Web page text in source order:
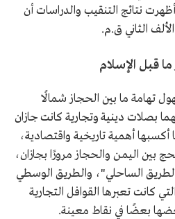
نتائج التنقيب والدراسات أن
الثاني ق.م.
قبل الإسلام
تهامة ما بين الحجاز شمالًا
بصلات دينية وتجارية كانت جازان
أهمية تاريخية واقتصادية،
بين اليمن والحجاز مرورًا بجازان،
الساحلي"، والطريق الوسطي
كانت تعبرها القوافل التجارية
بعضًا في نقاط معينة.